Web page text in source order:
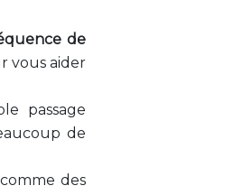
de
vous aider
passage
de
des